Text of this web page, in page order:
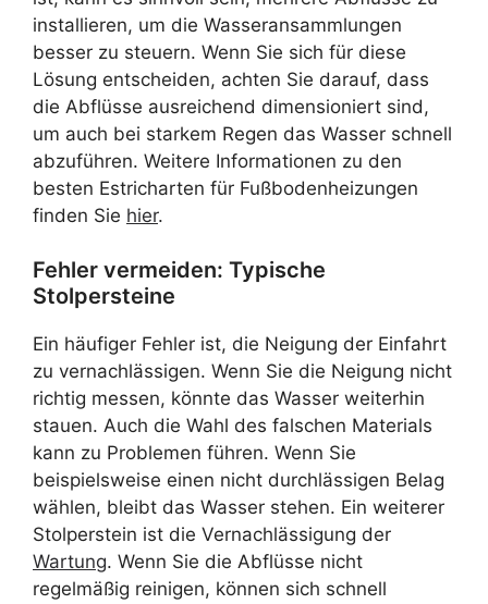
installieren, um die Wasseransammlungen
besser zu steuern. Wenn Sie sich für diese
Lösung entscheiden, achten Sie darauf, dass
die Abflüsse ausreichend dimensioniert sind,
um auch bei starkem Regen das Wasser schnell
abzuführen. Weitere Informationen zu den
besten Estricharten für Fußbodenheizungen
finden Sie hier.
Fehler vermeiden: Typische
Stolpersteine
Ein häufiger Fehler ist, die Neigung der Einfahrt
zu vernachlässigen. Wenn Sie die Neigung nicht
richtig messen, könnte das Wasser weiterhin
stauen. Auch die Wahl des falschen Materials
kann zu Problemen führen. Wenn Sie
beispielsweise einen nicht durchlässigen Belag
wählen, bleibt das Wasser stehen. Ein weiterer
Stolperstein ist die Vernachlässigung der
Wartung. Wenn Sie die Abflüsse nicht
regelmäßig reinigen, können sich schnell